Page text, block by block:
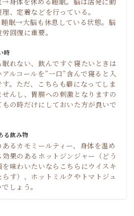
、定着などを行っている。
眠→大脳も休息している状態。脳
回復に重要。
時
眠れない、飲んですぐ寝たいときは
アルコールを”一口”含んで寝ると入
す。ただ、こちらも癖になってしま
せんし、胃腸への刺激となりますの
の時だけにしておいた方が良いで
る飲み物
るカモミールティー、身体を温め
効果のあるホットジンジャー（どう
を味わいたいならこちらにウイスキ
らす）、ホットミルクやトマトジュ
しょう。